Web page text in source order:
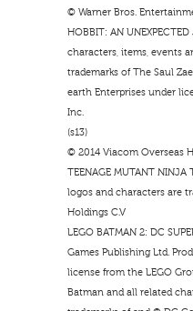
© Warner Bros.
HOBBIT: AN
characters, items, events
trademarks of The Saul
earth Enterprises under
Inc.
(s13)
© 2014 Viacom Overseas
TEENAGE MUTANT
logos and characters are
Holdings C.V
LEGO BATMAN 2: DC
Games Publishing Ltd.
license from the LEGO
Batman and all related